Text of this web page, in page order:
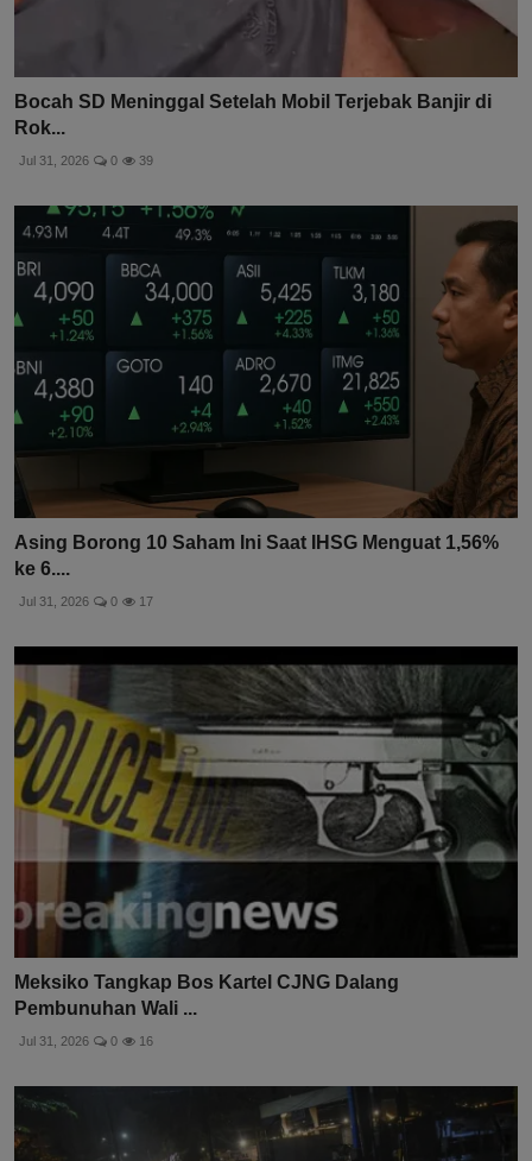
Bocah SD Meninggal Setelah Mobil Terjebak Banjir di
Rok...
Jul 31, 2026 0 39
Asing Borong 10 Saham Ini Saat IHSG Menguat 1,56%
ke 6....
Jul 31, 2026 0 17
Meksiko Tangkap Bos Kartel CJNG Dalang
Pembunuhan Wali ...
Jul 31, 2026 0 16